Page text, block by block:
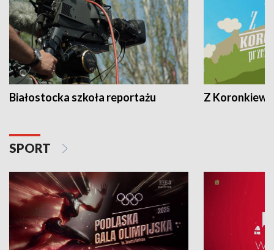
Białostocka szkoła reportażu Z
SPORT